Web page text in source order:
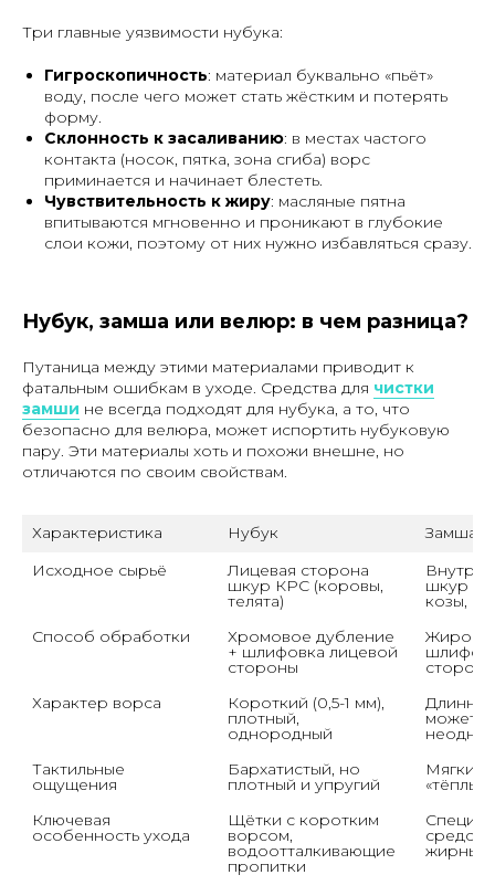
Три главные уязвимости нубука:
Гигроскопичность: материал буквально «пьёт»
воду, после чего может стать жёстким и потерять
форму.
Склонность к засаливанию: в местах частого
контакта (носок, пятка, зона сгиба) ворс
приминается и начинает блестеть.
Чувствительность к жиру: масляные пятна
впитываются мгновенно и проникают в глубокие
слои кожи, поэтому от них нужно избавляться сразу.
Нубук, замша или велюр: в чем разница?
Путаница между этими материалами приводит к
фатальным ошибкам в уходе. Средства для чистки
замши не всегда подходят для нубука, а то, что
безопасно для велюра, может испортить нубуковую
пару. Эти материалы хоть и похожи внешне, но
отличаются по своим свойствам.
Характеристика Нубук
Замша
Исходное сырьё
Лицевая сторона
шкур КРС (коровы,
телята)
шкур
козы,
Способ обработки
Хромовое дубление
+ шлифовка лицевой
стороны
сторон
Характер ворса
Короткий (0,5-1 мм),
плотный,
однородный
может
Тактильные
ощущения
Бархатистый, но
плотный и упругий
Мягкий,
«тёплый»
Ключевая
особенность ухода
Щётки с коротким
ворсом,
водоотталкивающие
пропитки
жирных